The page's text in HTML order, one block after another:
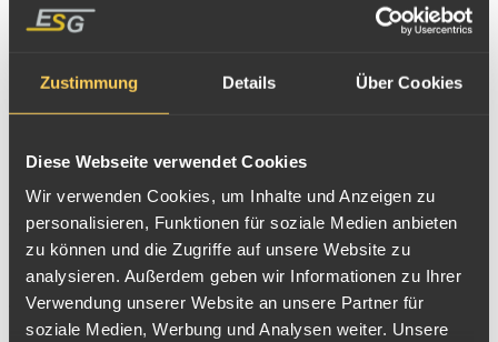
Zustimmung Details Über Cookies
Diese Webseite verwendet Cookies
Wir verwenden Cookies, um Inhalte und Anzeigen zu
personalisieren, Funktionen für soziale Medien anbieten
zu können und die Zugriffe auf unsere Website zu
analysieren. Außerdem geben wir Informationen zu Ihrer
Verwendung unserer Website an unsere Partner für
soziale Medien, Werbung und Analysen weiter. Unsere
1000g Palladiumbarren
Palladium Tafelbarren
Palladiumbarren kaufen
Palladiumbarren verkaufen
Palladiumbarren kaufen
Palladiumbarren verkaufen